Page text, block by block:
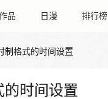
品 日漫 排行榜
制格式的时间设置
的时间设置